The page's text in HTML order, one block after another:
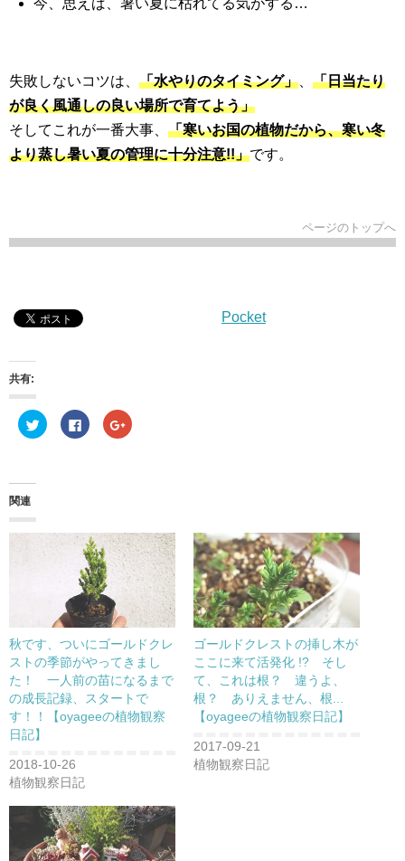
今、思えば、暑い夏に枯れてる気がする…
失敗しないコツは、 「水やりのタイミング」
「日当たり
が良く風通しの良い場所で育てよう」
そしてこれが一番大事、 「寒いお国の植物だから、寒い冬
より蒸し暑い夏の管理に十分注意!!」です。
ページのトップへ
Pocket
共有:
ク
リ
t
い
ウ
ィ
ン
ド
ウ
で
開
き
ま
F
a
有
す
る
に
は
ク
リ
ッ
ク
し
て
く
だ
さ
い
新
し
い
ウ
で
き
ま
す
)
ク
リ
l
e
+
で
共
有
(
新
し
い
ウ
ィ
ン
ド
ウ
で
開
き
ま
関連
秋です、ついにゴールドクレ
ストの季節がやってきまし
た！ 一人前の苗になるまで
の成長記録、スタートで
す！！【oyageeの植物観察
日記】
2018-10-26
植物観察日記
ゴールドクレストの挿し木が
ここに来て活発化 !? そし
て、これは根？ 違うよ、
根？ ありえません、根...
【oyageeの植物観察日記】
2017-09-21
植物観察日記